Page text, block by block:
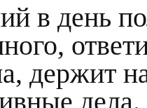
в день
держит
дела.